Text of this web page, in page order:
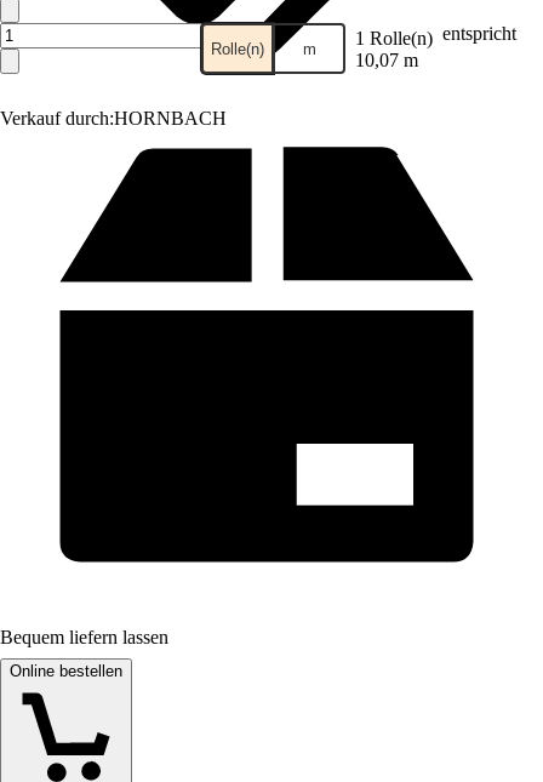
Verkauf durch:HORNBACH
Rolle(n) m 1 Rolle(n) entspricht
10,07 m
Bequem liefern lassen
Online bestellen